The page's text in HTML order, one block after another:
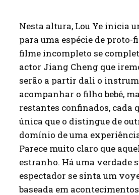
Nesta altura, Lou Ye inicia
para uma espécie de proto-
filme incompleto se
actor Jiang Cheng que
serão a partir dali o
acompanhar o filho bebé,
restantes confinados, cada
única que o distingue de
domínio de uma
Parece muito claro que
estranho. Há uma verdade
espectador se sinta um
baseada em